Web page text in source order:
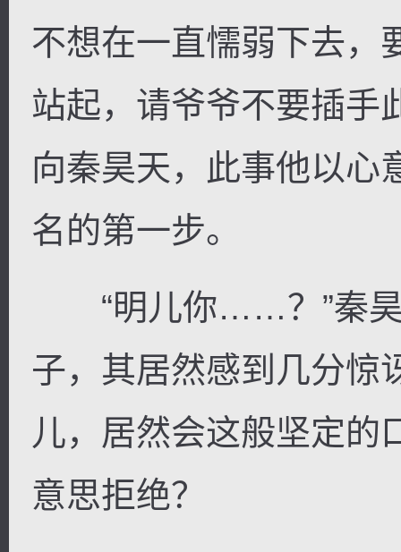
不想在一直懦弱下去，
站起，请爷爷不要插手
向秦昊天，此事他以心
名的第一步。
“明儿你……？”秦昊
子，其居然感到几分惊
儿，居然会这般坚定的
意思拒绝？